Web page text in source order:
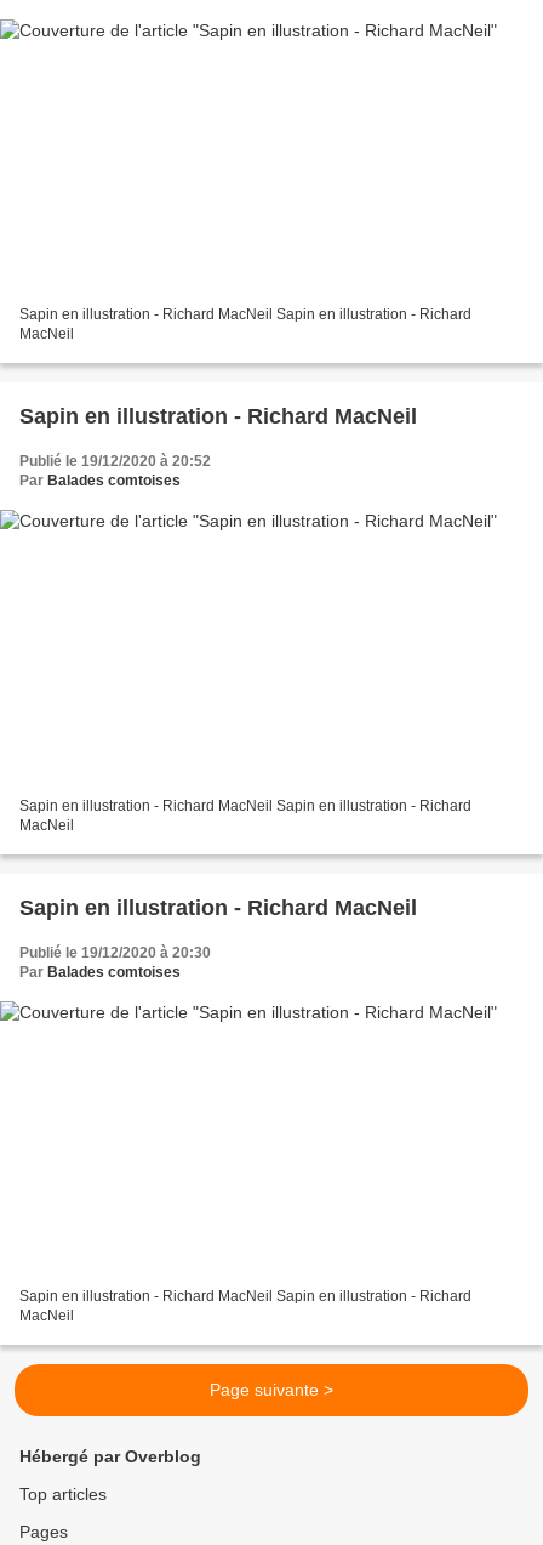
Sapin en illustration - Richard MacNeil Sapin en illustration - Richard
MacNeil
Sapin en illustration - Richard MacNeil
Publié le 19/12/2020 à 20:52
Par Balades comtoises
Sapin en illustration - Richard MacNeil Sapin en illustration - Richard
MacNeil
Sapin en illustration - Richard MacNeil
Publié le 19/12/2020 à 20:30
Par Balades comtoises
Sapin en illustration - Richard MacNeil Sapin en illustration - Richard
MacNeil
Page suivante >
Hébergé par Overblog
Top articles
Pages